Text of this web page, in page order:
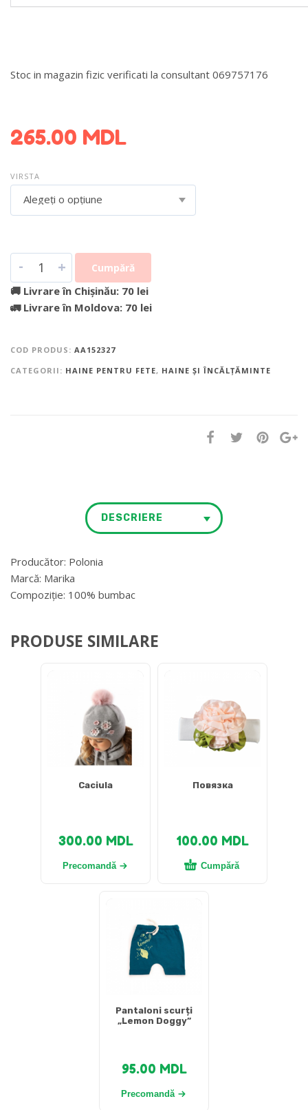
Stoc in magazin fizic verificati la consultant 069757176
265.00 MDL
VIRSTA
Alegeți o opțiune
- + Cumpără
🚚 Livrare în Chișinău: 70 lei
🚛 Livrare în Moldova: 70 lei
COD PRODUS: AA152327
CATEGORII: HAINE PENTRU FETE, HAINE ȘI ÎNCĂLȚĂMINTE
DESCRIERE
Producător: Polonia
Marcă: Marika
Compoziție: 100% bumbac
PRODUSE SIMILARE
Caciula
300.00 MDL
Precomandă
Повязка
100.00 MDL
Cumpără
Pantaloni scurți
„Lemon Doggy”
95.00 MDL
Precomandă